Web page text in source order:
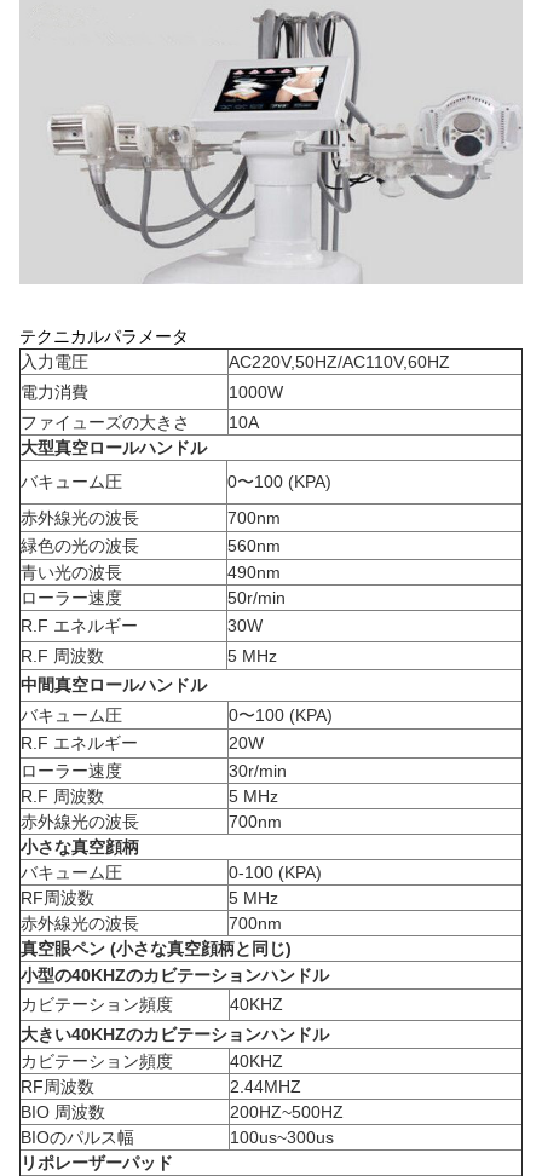
テクニカルパラメータ
入力電圧
AC220V,50HZ/AC110V,60HZ
電力消費
1000W
ファイューズの大きさ
10A
大型真空ロールハンドル
バキューム圧
0〜100 (KPA)
赤外線光の波長
700nm
緑色の光の波長
560nm
青い光の波長
490nm
ローラー速度
50r/min
R.F エネルギー
30W
R.F 周波数
5 MHz
中間真空ロールハンドル
バキューム圧
0〜100 (KPA)
R.F エネルギー
20W
ローラー速度
30r/min
R.F 周波数
5 MHz
赤外線光の波長
700nm
小さな真空顔柄
バキューム圧
0-100 (KPA)
RF周波数
5 MHz
赤外線光の波長
700nm
真空眼ペン (小さな真空顔柄と同じ)
小型の40KHZのカビテーションハンドル
カビテーション頻度
40KHZ
大きい40KHZのカビテーションハンドル
カビテーション頻度
40KHZ
RF周波数
2.44MHZ
BIO 周波数
200HZ~500HZ
BIOのパルス幅
100us~300us
リポレーザーパッド